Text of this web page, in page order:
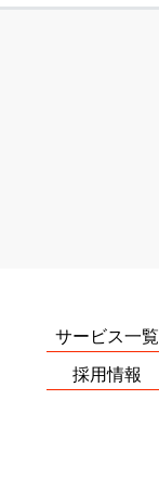
サービス一覧
採用情報